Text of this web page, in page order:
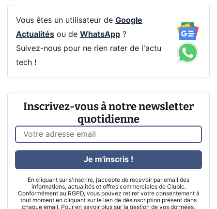
Vous êtes un utilisateur de Google
Actualitésou de WhatsApp?
Suivez-nous pour ne rien rater de l'actu
tech !
Inscrivez-vous à notre newsletter
quotidienne
En cliquant sur s'inscrire, j’accepte de recevoir par email des
informations, actualités et offres commerciales de Clubic.
Conformément au RGPD, vous pouvez retirer votre consentement à
tout moment en cliquant sur le lien de désinscription présent dans
chaque email. Pour en savoir plus sur la gestion de vos données,
Je m'inscris !